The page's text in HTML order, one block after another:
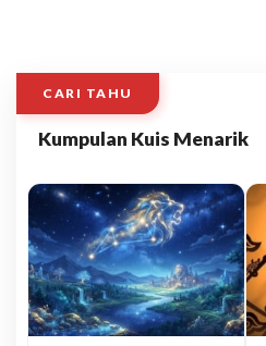
CARI TAHU
Kumpulan Kuis Menarik